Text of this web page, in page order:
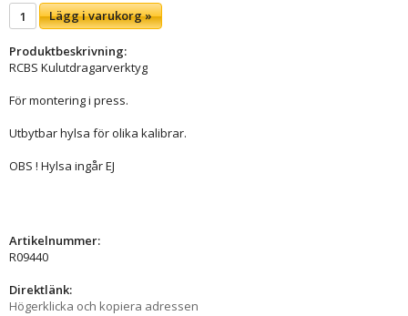
Lägg i varukorg »
Produktbeskrivning:
RCBS Kulutdragarverktyg
För montering i press.
Utbytbar hylsa för olika kalibrar.
OBS ! Hylsa ingår EJ
Artikelnummer:
R09440
Direktlänk:
Högerklicka och kopiera adressen